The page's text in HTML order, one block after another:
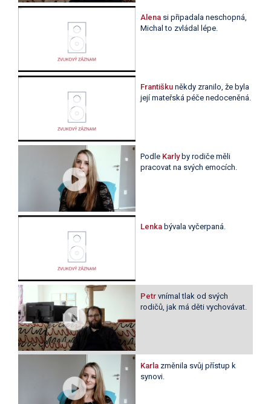
Alena si připadala neschopná,
Michal to zvládal lépe.
Františku někdy zranilo, že byla
její mateřská péče nedoceněná.
Podle Karly by rodiče měli
pracovat na svých emocích.
Lenka bývala vyčerpaná.
Petr vnímal tlak od svých
rodičů, jak má děti vychovávat.
Karla změnila svůj přístup k
synovi.